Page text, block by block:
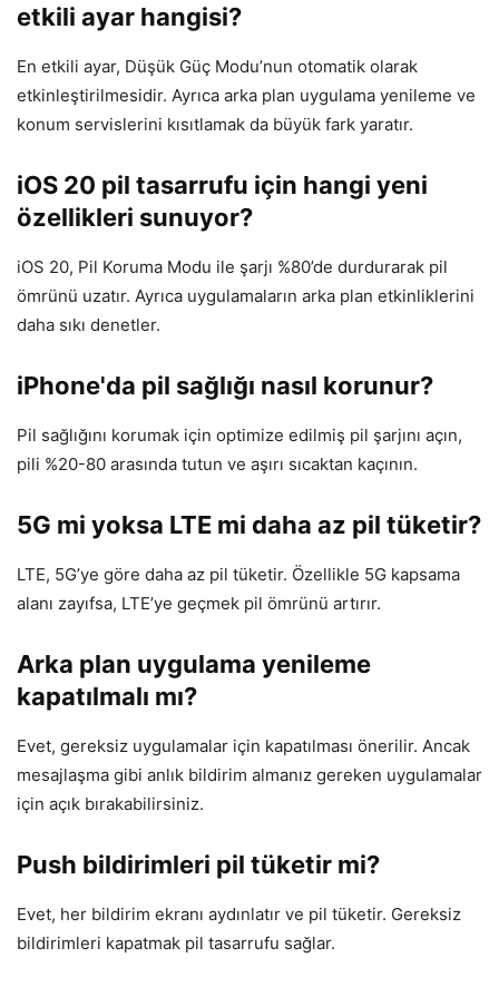
etkili ayar hangisi?
En etkili ayar, Düşük Güç Modu’nun otomatik olarak
etkinleştirilmesidir. Ayrıca arka plan uygulama yenileme ve
konum servislerini kısıtlamak da büyük fark yaratır.
iOS 20 pil tasarrufu için hangi yeni
özellikleri sunuyor?
iOS 20, Pil Koruma Modu ile şarjı %80’de durdurarak pil
ömrünü uzatır. Ayrıca uygulamaların arka plan etkinliklerini
daha sıkı denetler.
iPhone'da pil sağlığı nasıl korunur?
Pil sağlığını korumak için optimize edilmiş pil şarjını açın,
pili %20-80 arasında tutun ve aşırı sıcaktan kaçının.
5G mi yoksa LTE mi daha az pil tüketir?
LTE, 5G’ye göre daha az pil tüketir. Özellikle 5G kapsama
alanı zayıfsa, LTE’ye geçmek pil ömrünü artırır.
Arka plan uygulama yenileme
kapatılmalı mı?
Evet, gereksiz uygulamalar için kapatılması önerilir. Ancak
mesajlaşma gibi anlık bildirim almanız gereken uygulamalar
için açık bırakabilirsiniz.
Push bildirimleri pil tüketir mi?
Evet, her bildirim ekranı aydınlatır ve pil tüketir. Gereksiz
bildirimleri kapatmak pil tasarrufu sağlar.